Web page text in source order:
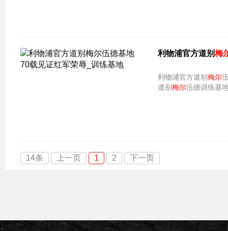
利物浦官方道别梅
利物浦官方道别梅尔伍
道别梅尔伍德训练基
14条 上一页 1 2 下一页